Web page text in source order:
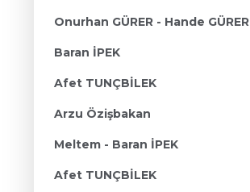
Onurhan GÜRER - Hande GÜRER
Baran İPEK
Afet TUNÇBİLEK
Arzu Özişbakan
Meltem - Baran İPEK
Afet TUNÇBİLEK